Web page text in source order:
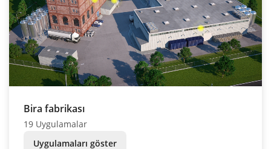
Bira fabrikası
19 Uygulamalar
Uygulamaları göster